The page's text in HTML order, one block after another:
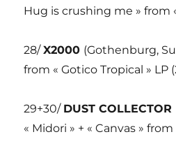
Hug is crushing me » from
28/X2000 (Gothenburg,
from « Gotico Tropical » LP
29+30/ DUST COLLECTOR
« Midori » + « Canvas » from